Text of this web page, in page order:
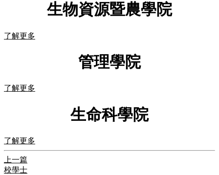
生物資源暨農學院
了解更多
管理學院
了解更多
生命科學院
了解更多
上一篇
校學士